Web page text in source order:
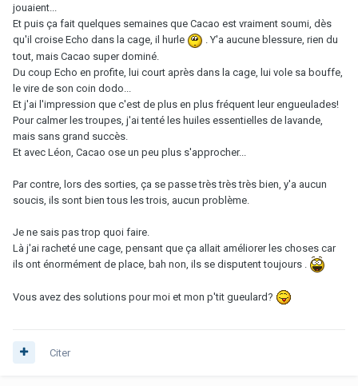
jouaient...
Et puis ça fait quelques semaines que Cacao est vraiment soumi, dès
qu'il croise Echo dans la cage, il hurle
. Y'a aucune blessure, rien du
tout, mais Cacao super dominé.
Du coup Echo en profite, lui court après dans la cage, lui vole sa bouffe,
le vire de son coin dodo...
Et j'ai l'impression que c'est de plus en plus fréquent leur engueulades!
Pour calmer les troupes, j'ai tenté les huiles essentielles de lavande,
mais sans grand succès.
Et avec Léon, Cacao ose un peu plus s'approcher...
Par contre, lors des sorties, ça se passe très très très bien, y'a aucun
soucis, ils sont bien tous les trois, aucun problème.
Je ne sais pas trop quoi faire.
Là j'ai racheté une cage, pensant que ça allait améliorer les choses car
ils ont énormément de place, bah non, ils se disputent toujours .
Vous avez des solutions pour moi et mon p'tit gueulard?
Citer